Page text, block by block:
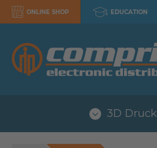
ONLINE SHOP EDUCATION
3D Druck